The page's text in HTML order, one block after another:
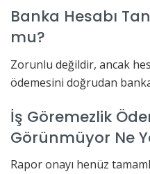
Banka Hesabı
mu?
Zorunlu değildir, ancak
ödemesini doğrudan
İş Göremezlik
Görünmüyor Ne
Rapor onayı henüz